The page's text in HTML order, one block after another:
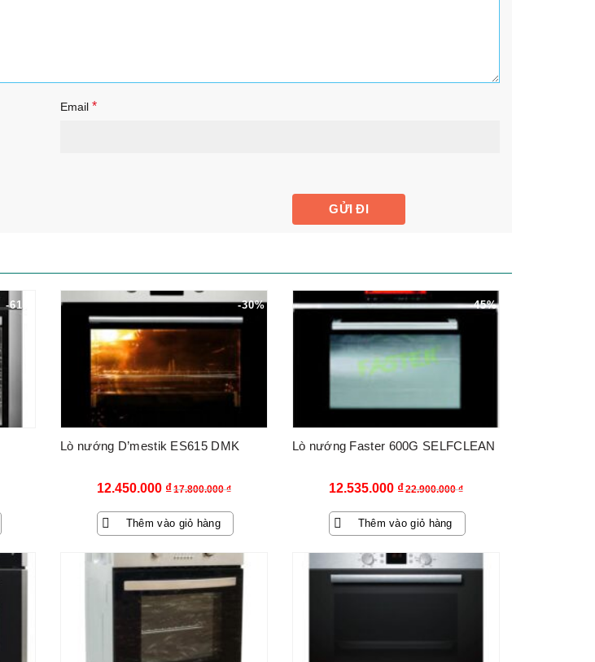
Email *
-61% -30%
Lò nướng D’mestik ES615 DMK
17.800.000₫
Giá
gốc
là:
17.800.000 ₫.
12.450.000 ₫Giá
hiện
tại
là:
12.450.000 ₫.
Thêm vào giỏ hàng
-45%
Lò nướng Faster 600G SELFCLEAN
22.900.000₫
Giá
gốc
là:
22.900.000 ₫.
12.535.000 ₫Giá
hiện
tại
là:
Thêm vào giỏ hàng